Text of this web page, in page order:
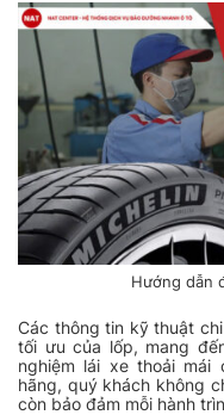
Hướng dẫn
Các thông tin kỹ thuật
tối ưu của lốp, mang
nghiệm lái xe thoải
hãng, quý khách không
còn bảo đảm mỗi hành